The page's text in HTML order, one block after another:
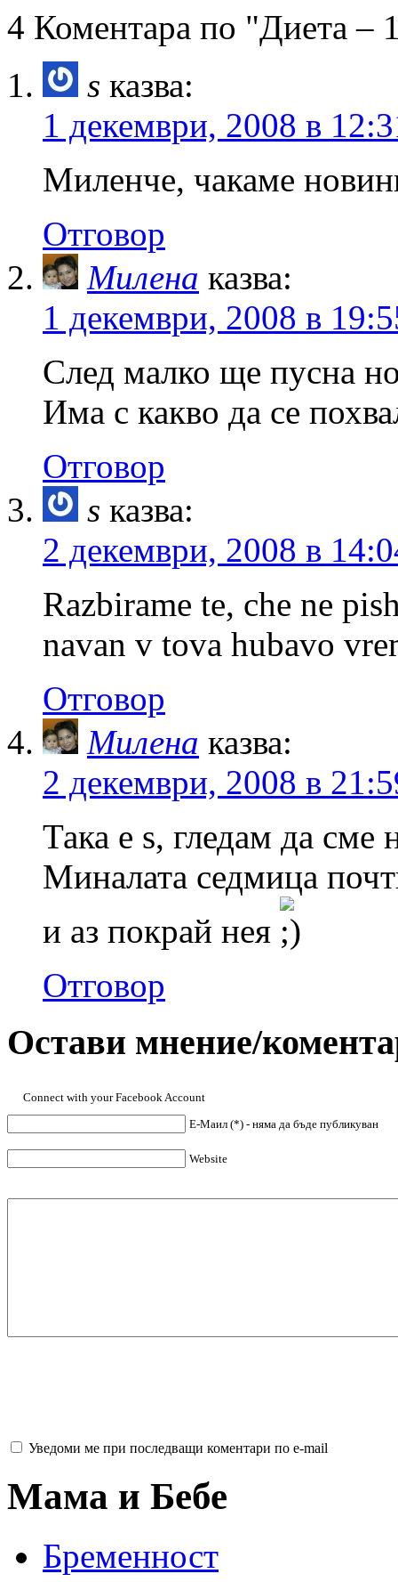
4 Коментара по "Диета –
s казва:
1 декември, 2008 в
Миленче, чакаме
Отговор
Милена казва:
1 декември, 2008 в
След малко ще пусна
Има с какво да се
Отговор
s казва:
2 декември, 2008 в
Razbirame te, che ne
navan v tova hubavo
Отговор
Милена казва:
2 декември, 2008 в
Така е s, гледам да сме
Миналата седмица
и аз покрай нея
Отговор
Остави мнение/
Connect with your Facebook Account
Е-Маил (*) - няма да бъде публикуван
Website
Уведоми ме при последващи коментари по e-mail
Мама и Бебе
Бременност